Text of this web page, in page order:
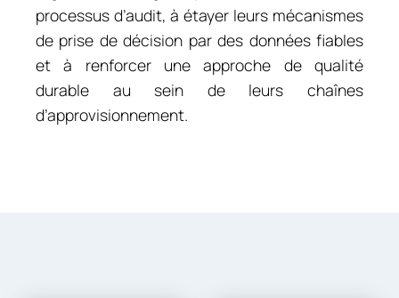
processus d’audit, à étayer leurs mécanismes
de prise de décision par des données fiables
et à renforcer une approche de qualité
durable au sein de leurs chaînes
d’approvisionnement.